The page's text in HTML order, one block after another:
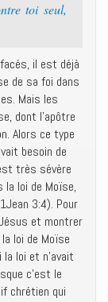
toi seul,
il est déjà
de sa foi dans
Mais les
dont l’apôtre
Alors ce type
besoin de
très sévère
la loi de Moïse,
3:4). Pour
et montrer
loi de Moïse
loi et n’avait
c’est le
chrétien qui